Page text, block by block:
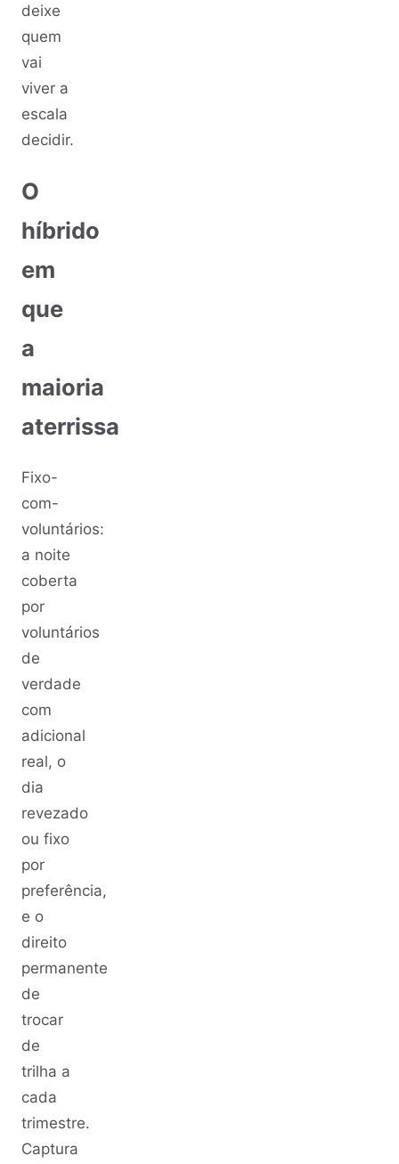
deixe
quem
vai
viver a
escala
decidir.
O
híbrido
em
que
a
maioria
aterrissa
Fixo-
com-
voluntários:
a noite
coberta
por
voluntários
de
verdade
com
adicional
real, o
dia
revezado
ou fixo
por
preferência,
e o
direito
permanente
de
trocar
de
trilha a
cada
trimestre.
Captura